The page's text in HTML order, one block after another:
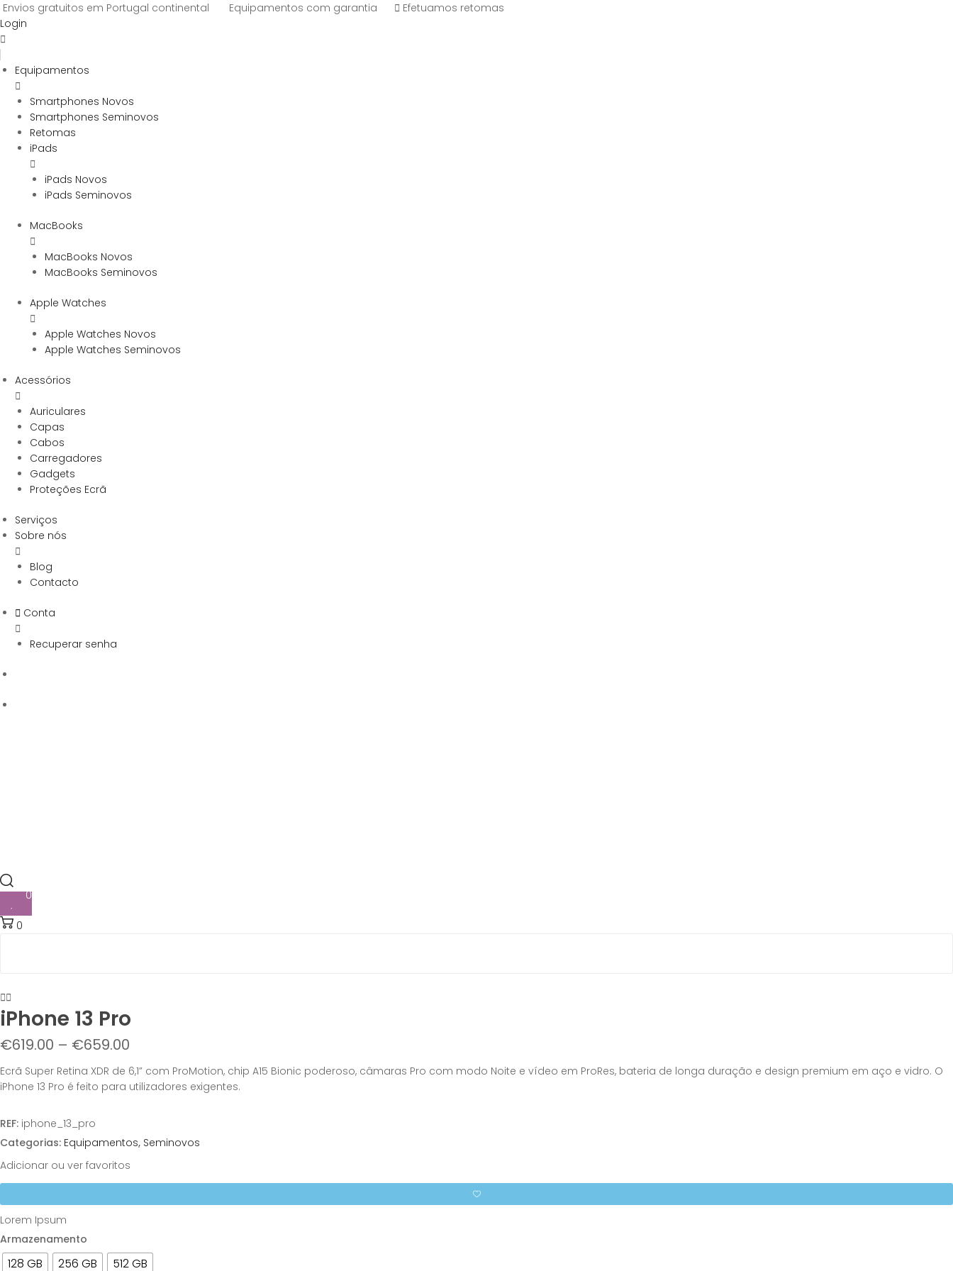
Envios gratuitos em Portugal continental Equipamentos com garantia
Efetuamos retomas
Login
Equipamentos
Smartphones Novos
Smartphones Seminovos
Retomas
iPads
iPads Novos
iPads Seminovos
MacBooks
MacBooks Novos
MacBooks Seminovos
Apple Watches
Apple Watches Novos
Apple Watches Seminovos
Acessórios
Auriculares
Capas
Cabos
Carregadores
Gadgets
Proteções Ecrã
Serviços
Sobre nós
Blog
Contacto
Conta
Recuperar senha
0
0
iPhone 13 Pro
€619.00 – €659.00
Ecrã Super Retina XDR de 6,1” com ProMotion, chip A15 Bionic poderoso, câmaras Pro com modo Noite e vídeo em ProRes, bateria de longa duração e design premium em aço e vidro. O
iPhone 13 Pro é feito para utilizadores exigentes.
REF: iphone_13_pro
Categorias: Equipamentos, Seminovos
Adicionar ou ver favoritos
Lorem Ipsum
Armazenamento
128 GB 256 GB 512 GB